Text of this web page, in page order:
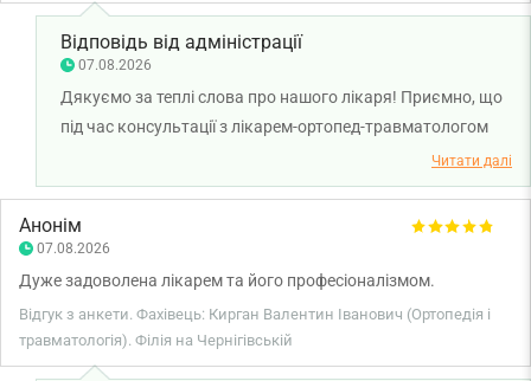
Відповідь від адміністрації
07.08.2026
Дякуємо за теплі слова про нашого лікаря! Приємно, що
під час консультації з лікарем-ортопед-травматологом
Валентином Кирганом ви отримали відповіді на свої
запитання, чіткий план подальших дій та необхідні
призначення. Бажаємо вам міцного здоров’я!
Читати далі
Анонім
07.08.2026
Дуже задоволена лікарем та його професіоналізмом.
Відгук з анкети. Фахівець: Кирган Валентин Іванович (Ортопедія і
травматологія). Філія на Чернігівській